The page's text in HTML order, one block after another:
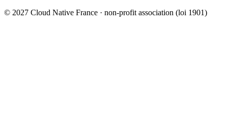
© 2027 Cloud Native France · non-profit association (loi 1901)